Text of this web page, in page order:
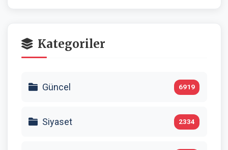
Kategoriler
Güncel 6919
Siyaset 2334